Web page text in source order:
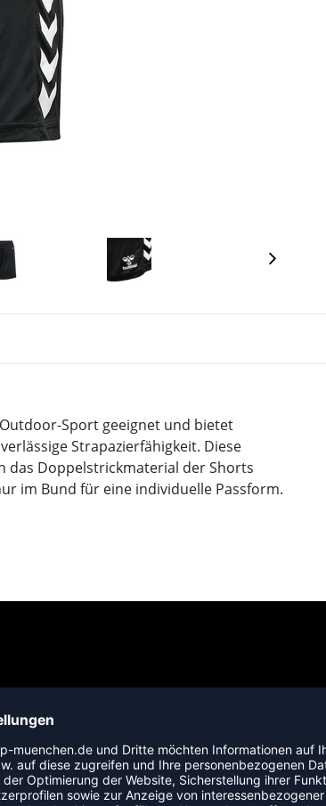
Outdoor-Sport geeignet und bietet
Strapazierfähigkeit. Diese
das Doppelstrickmaterial der Shorts
im Bund für eine individuelle Passform.